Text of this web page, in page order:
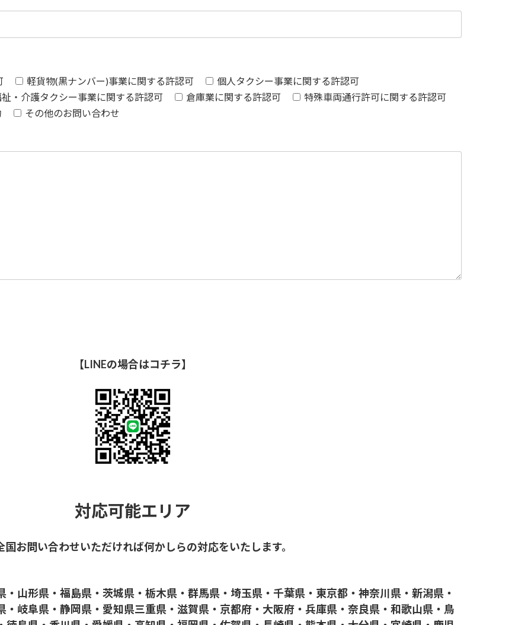
軽貨物(黒ナンバー)事業に関する許認可
個人タクシー事業に関する許認可
・介護タクシー事業に関する許認可 倉庫業に関する許認可
特殊車両通行許可に関する許認可
その他のお問い合わせ
【LINEの場合はコチラ】
対応可能エリア
国お問い合わせいただければ何かしらの対応をいたします。
山形県・福島県・茨城県・栃木県・群馬県・埼玉県・千葉県・東京都・神奈川県・新潟県・
岐阜県・静岡県・愛知県三重県・滋賀県・京都府・大阪府・兵庫県・奈良県・和歌山県・鳥